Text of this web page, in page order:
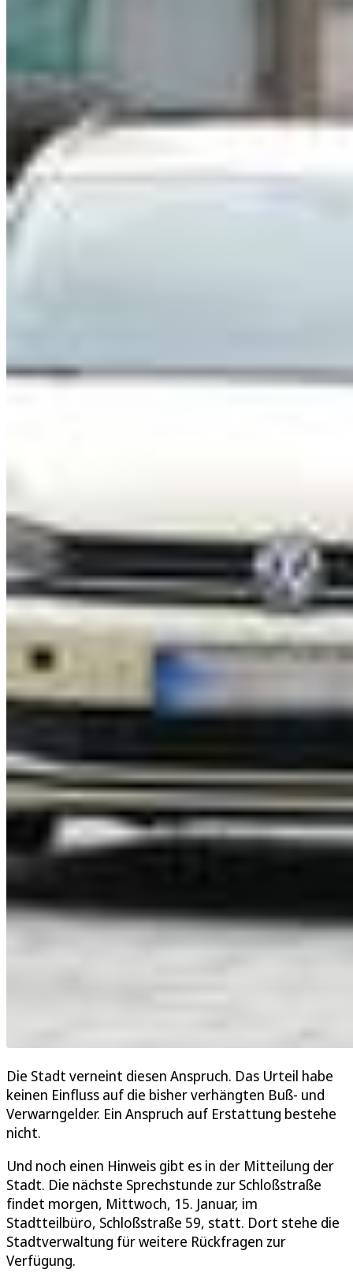
Die Stadt verneint diesen Anspruch. Das Urteil habe
keinen Einfluss auf die bisher verhängten Buß- und
Verwarngelder. Ein Anspruch auf Erstattung bestehe
nicht.
Und noch einen Hinweis gibt es in der Mitteilung der
Stadt. Die nächste Sprechstunde zur Schloßstraße
findet morgen, Mittwoch, 15. Januar, im
Stadtteilbüro, Schloßstraße 59, statt. Dort stehe die
Stadtverwaltung für weitere Rückfragen zur
Verfügung.